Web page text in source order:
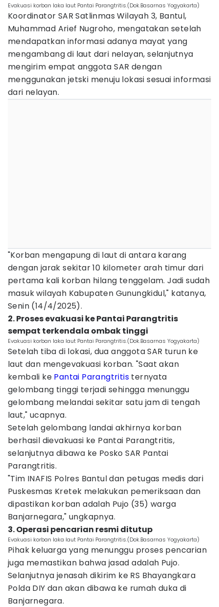
Evakuasi korban laka laut Pantai Parangtritis.(Dok.Basarnas Yogyakarta)
Koordinator SAR Satlinmas Wilayah 3, Bantul,
Muhammad Arief Nugroho, mengatakan setelah
mendapatkan informasi adanya mayat yang
mengambang di laut dari nelayan, selanjutnya
mengirim empat anggota SAR dengan
menggunakan jetski menuju lokasi sesuai informasi
dari nelayan.
"Korban mengapung di laut di antara karang
dengan jarak sekitar 10 kilometer arah timur dari
pertama kali korban hilang tenggelam. Jadi sudah
masuk wilayah Kabupaten Gunungkidul," katanya,
Senin (14/4/2025).
2. Proses evakuasi ke Pantai Parangtritis
sempat terkendala ombak tinggi
Evakuasi korban laka laut Pantai Parangtritis.(Dok.Basarnas Yogyakarta)
Setelah tiba di lokasi, dua anggota SAR turun ke
laut dan mengevakuasi korban. "Saat akan
kembali ke Pantai Parangtritis ternyata
gelombang tinggi terjadi sehingga menunggu
gelombang melandai sekitar satu jam di tengah
laut," ucapnya.
Setelah gelombang landai akhirnya korban
berhasil dievakuasi ke Pantai Parangtritis,
selanjutnya dibawa ke Posko SAR Pantai
Parangtritis.
"Tim INAFIS Polres Bantul dan petugas medis dari
Puskesmas Kretek melakukan pemeriksaan dan
dipastikan korban adalah Pujo (35) warga
Banjarnegara," ungkapnya.
3. Operasi pencarian resmi ditutup
Evakuasi korban laka laut Pantai Parangtritis.(Dok.Basarnas Yogyakarta)
Pihak keluarga yang menunggu proses pencarian
juga memastikan bahwa jasad adalah Pujo.
Selanjutnya jenasah dikirim ke RS Bhayangkara
Polda DIY dan akan dibawa ke rumah duka di
Banjarnegara.